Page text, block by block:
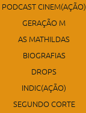
PODCAST CINEM(AÇÃO)
GERAÇÃO M
AS MATHILDAS
BIOGRAFIAS
DROPS
INDIC(AÇÃO)
SEGUNDO CORTE